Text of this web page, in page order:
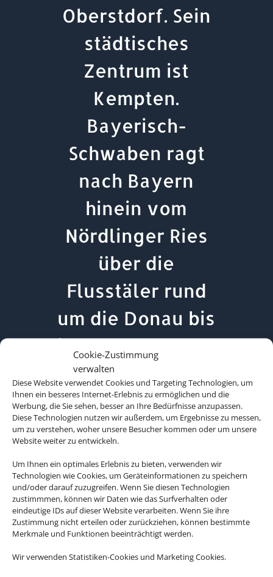
Cookie-Zustimmung
verwalten
Diese Website verwendet Cookies und Targeting Technologien, um
Ihnen ein besseres Internet-Erlebnis zu ermöglichen und die
Werbung, die Sie sehen, besser an Ihre Bedürfnisse anzupassen.
Diese Technologien nutzen wir außerdem, um Ergebnisse zu messen,
um zu verstehen, woher unsere Besucher kommen oder um unsere
Website weiter zu entwickeln.
Um Ihnen ein optimales Erlebnis zu bieten, verwenden wir
Technologien wie Cookies, um Geräteinformationen zu speichern
und/oder darauf zuzugreifen. Wenn Sie diesen Technologien
zustimmmen, können wir Daten wie das Surfverhalten oder
eindeutige IDs auf dieser Website verarbeiten. Wenn Sie ihre
Zustimmung nicht erteilen oder zurückziehen, können bestimmte
Merkmale und Funktionen beeinträchtigt werden.
Wir verwenden Statistiken-Cookies und Marketing Cookies.
Oberstdorf. Sein
städtisches
Zentrum ist
Kempten.
Bayerisch-
Schwaben ragt
nach Bayern
hinein vom
Nördlinger Ries
über die
Flusstäler rund
um die Donau bis
ins Voralpenland
im Süden.
Wichtigste Stadt
ist die
Fuggerstadt
Augsburg.